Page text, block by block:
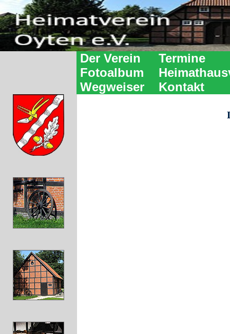
Der Verein
Termine
Fotoalbum
Wegweiser
Kontakt